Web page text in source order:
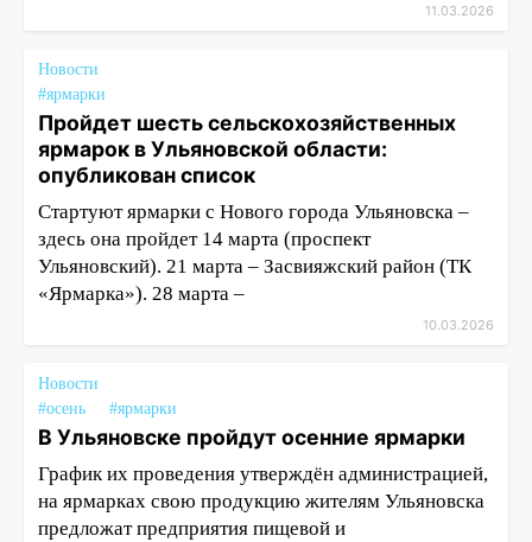
11.03.2026
Новости
#ярмарки
Пройдет шесть сельскохозяйственных
ярмарок в Ульяновской области:
опубликован список
Стартуют ярмарки с Нового города Ульяновска –
здесь она пройдет 14 марта (проспект
Ульяновский). 21 марта – Засвияжский район (ТК
«Ярмарка»). 28 марта –
10.03.2026
Новости
#осень
#ярмарки
В Ульяновске пройдут осенние ярмарки
График их проведения утверждён администрацией,
на ярмарках свою продукцию жителям Ульяновска
предложат предприятия пищевой и